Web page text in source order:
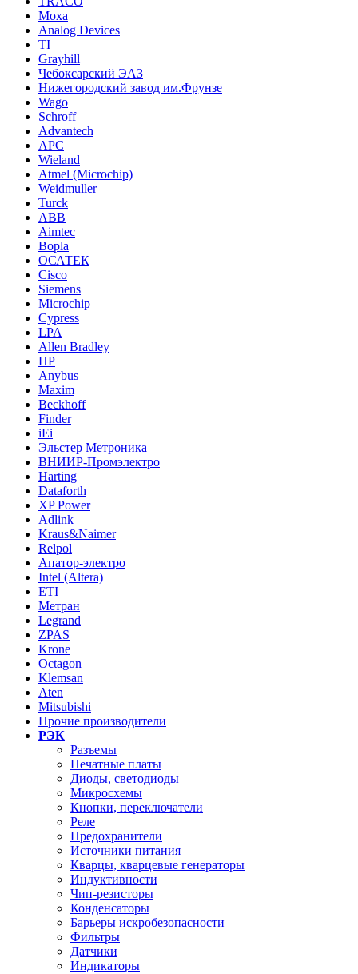
Moxa
Analog Devices
TI
Grayhill
Чебоксарский ЭАЗ
Нижегородский завод им.Фрунзе
Wago
Schroff
Advantech
APC
Wieland
Atmel (Microchip)
Weidmuller
Turck
ABB
Aimtec
Bopla
ОСАТЕК
Cisco
Siemens
Microchip
Cypress
LPA
Allen Bradley
HP
Anybus
Maxim
Beckhoff
Finder
iEi
Эльстер Метроника
ВНИИР-Промэлектро
Harting
Dataforth
XP Power
Adlink
Kraus&Naimer
Relpol
Апатор-электро
Intel (Altera)
ETI
Метран
Legrand
ZPAS
Krone
Octagon
Klemsan
Aten
Mitsubishi
Прочие производители
РЭК
Разъемы
Печатные платы
Диоды, светодиоды
Микросхемы
Кнопки, переключатели
Реле
Предохранители
Источники питания
Кварцы, кварцевые генераторы
Индуктивности
Чип-резисторы
Конденсаторы
Барьеры искробезопасности
Фильтры
Датчики
Индикаторы